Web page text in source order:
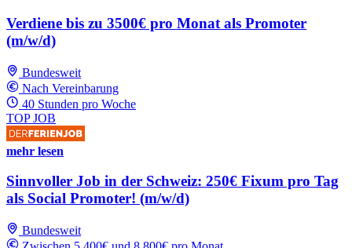
Verdiene bis zu 3500€ pro Monat als Promoter
(m/w/d)
Bundesweit
Nach Vereinbarung
40 Stunden pro Woche
TOP JOB
mehr lesen
Sinnvoller Job in der Schweiz: 250€ Fixum pro Tag
als Social Promoter! (m/w/d)
Bundesweit